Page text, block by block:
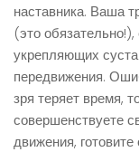
наставника. Ваша
(это
укрепляющих
передвижения.
зря теряет время,
совершенствуете
движения,